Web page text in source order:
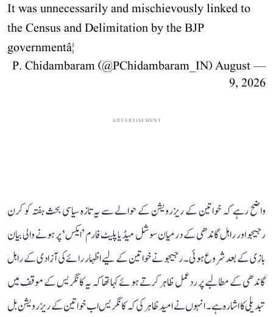
It was unnecessarily and mischievously linked to
the Census and Delimitation by the BJP
governmentâ¦
— P. Chidambaram (@PChidambaram_IN)
August
9, 2026
ADVERTISEMENT
واضح رہے کہ خواتین کے ریزرویشن کے حوالے سے یہ تازہ سیاسی بحث ہفتہ کو کرن
رجیجو اور راہل گاندھی کے درمیان سوشل میڈیا پلیٹ فارم ’ایکس‘ پر ہونے والی بیان
بازی کے بعد شروع ہوئی۔ رجیجو نے خواتین کے لیے اظہار رائے کی آزادی کے راہل
گاندھی کے مطالبے پر ردعمل ظاہر کرتے ہوئے کہا تھا کہ یہ کانگریس کے موقف میں
تبدیلی کا اشارہ ہے۔ انہوں نے امید ظاہر کی کہ کانگریس اب خواتین کے ریزرویشن بل